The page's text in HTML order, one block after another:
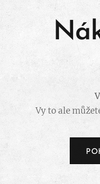
Vy to ale